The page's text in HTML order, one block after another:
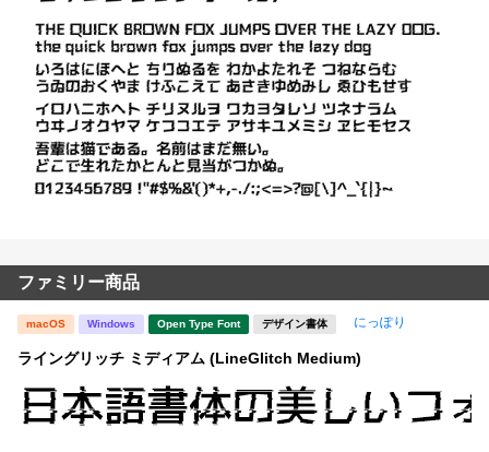
ファミリー商品
macOS Windows Open Type Font デザイン書体 にっぽり
ライングリッチ ミディアム (LineGlitch Medium)